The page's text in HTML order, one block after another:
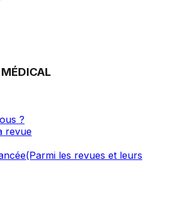
?
revue
(Parmi les revues et leurs